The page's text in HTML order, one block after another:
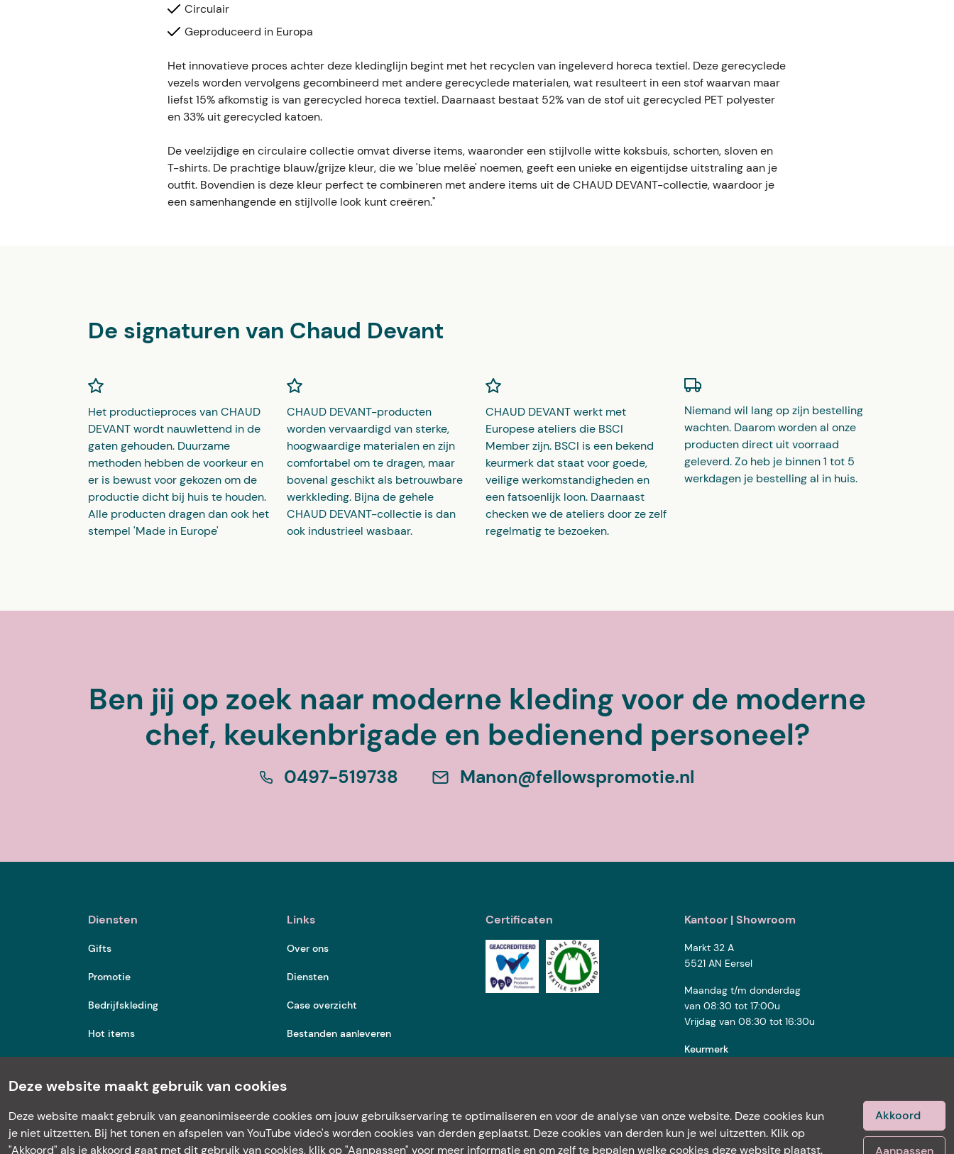
Circulair
Geproduceerd in Europa
Het innovatieve proces achter deze kledinglijn begint met het recyclen van ingeleverd horeca textiel. Deze gerecyclede
vezels worden vervolgens gecombineerd met andere gerecyclede materialen, wat resulteert in een stof waarvan maar
liefst 15% afkomstig is van gerecycled horeca textiel. Daarnaast bestaat 52% van de stof uit gerecycled PET polyester
en 33% uit gerecycled katoen.
De veelzijdige en circulaire collectie omvat diverse items, waaronder een stijlvolle witte koksbuis, schorten, sloven en
T-shirts. De prachtige blauw/grijze kleur, die we 'blue melêe' noemen, geeft een unieke en eigentijdse uitstraling aan je
outfit. Bovendien is deze kleur perfect te combineren met andere items uit de CHAUD DEVANT-collectie, waardoor je
een samenhangende en stijlvolle look kunt creëren."
De signaturen van Chaud Devant
Het productieproces van CHAUD
DEVANT wordt nauwlettend in de
gaten gehouden. Duurzame
methoden hebben de voorkeur en
er is bewust voor gekozen om de
productie dicht bij huis te houden.
Alle producten dragen dan ook het
stempel 'Made in Europe'
CHAUD DEVANT-producten
worden vervaardigd van sterke,
hoogwaardige materialen en zijn
comfortabel om te dragen, maar
bovenal geschikt als betrouwbare
werkkleding. Bijna de gehele
CHAUD DEVANT-collectie is dan
ook industrieel wasbaar.
CHAUD DEVANT werkt met
Europese ateliers die BSCI
Member zijn. BSCI is een bekend
keurmerk dat staat voor goede,
veilige werkomstandigheden en
een fatsoenlijk loon. Daarnaast
checken we de ateliers door ze zelf
regelmatig te bezoeken.
Niemand wil lang op zijn bestelling
wachten. Daarom worden al onze
producten direct uit voorraad
geleverd. Zo heb je binnen 1 tot 5
werkdagen je bestelling al in huis.
Ben jij op zoek naar moderne kleding voor de moderne
chef, keukenbrigade en bedienend personeel?
0497-519738 Manon@fellowspromotie.nl
Deze website maakt gebruik van cookies
Deze website maakt gebruik van geanonimiseerde cookies om jouw gebruikservaring te optimaliseren en voor de analyse van onze website. Deze cookies kun
je niet uitzetten. Bij het tonen en afspelen van YouTube video's worden cookies van derden geplaatst. Deze cookies van derden kun je wel uitzetten. Klik op
"Akkoord" als je akkoord gaat met dit gebruik van cookies, klik op "Aanpassen" voor meer informatie en om zelf te bepalen welke cookies deze website plaatst.
Akkoord
Aanpassen
Diensten
Gifts
Promotie
Bedrijfskleding
Hot items
Links
Over ons
Diensten
Case overzicht
Bestanden aanleveren
Certificaten Kantoor | Showroom
Markt 32 A
5521 AN Eersel
Maandag t/m donderdag
van 08:30 tot 17:00u
Vrijdag van 08:30 tot 16:30u
Keurmerk
Algemene voorwaarden Disclaimer Cookies Facebook Instagram